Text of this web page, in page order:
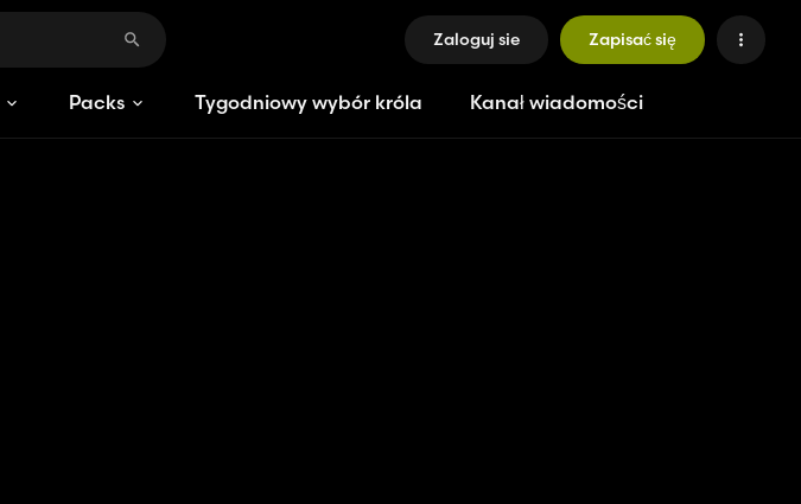
Zaloguj sie Zapisać się
Packs Tygodniowy wybór króla Kanał wiadomości